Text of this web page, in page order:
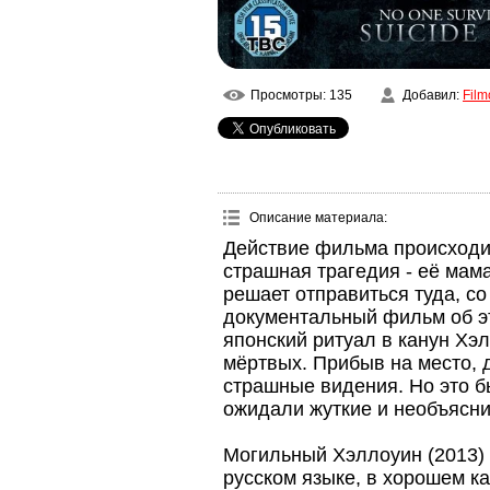
Просмотры: 135 Добавил:
Описание материала:
Действие фильма
страшная трагедия - её
решает отправиться туда,
документальный фильм об
японский ритуал в канун
мёртвых. Прибыв на место,
страшные видения. Но это
ожидали жуткие и
Могильный Хэллоуин
русском языке, в хорошем